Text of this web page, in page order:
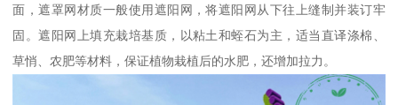
面，遮罩网材质一般使用遮阳网，将遮阳网从下往上缝制并装订牢
固。遮阳网上填充栽培基质，以粘土和蛭石为主，适当直译涤棉、
草悄、农肥等材料，保证植物栽植后的水肥，还增加拉力。